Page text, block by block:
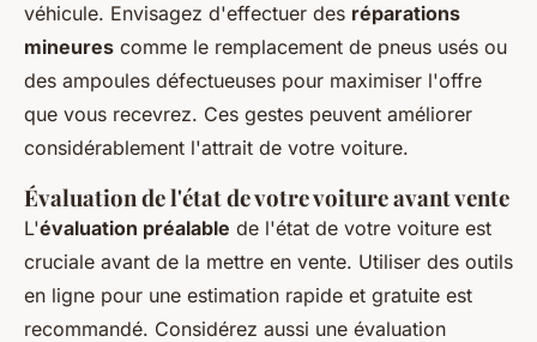
véhicule. Envisagez d'effectuer des réparations
mineures comme le remplacement de pneus usés ou
des ampoules défectueuses pour maximiser l'offre
que vous recevrez. Ces gestes peuvent améliorer
considérablement l'attrait de votre voiture.
Évaluation de l'état de votre voiture avant vente
L'évaluation préalable de l'état de votre voiture est
cruciale avant de la mettre en vente. Utiliser des outils
en ligne pour une estimation rapide et gratuite est
recommandé. Considérez aussi une évaluation